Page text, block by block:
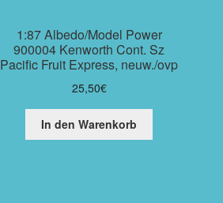
1:87 Albedo/Model Power
900004 Kenworth Cont. Sz
Pacific Fruit Express, neuw./ovp
25,50€
In den Warenkorb